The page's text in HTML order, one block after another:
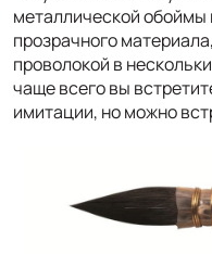
металлической обоймы
прозрачного
проволокой в
чаще всего вы
имитации, но можно